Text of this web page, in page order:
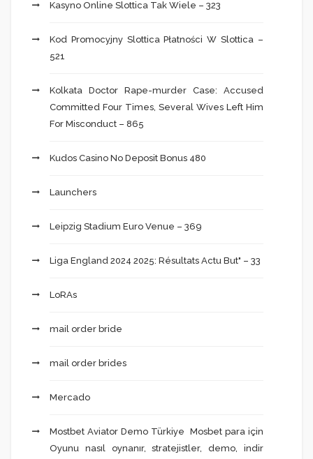
Kasyno Online Slottica Tak Wiele – 323
Kod Promocyjny Slottica Płatności W Slottica –
521
Kolkata Doctor Rape-murder Case: Accused
Committed Four Times, Several Wives Left Him
For Misconduct – 865
Kudos Casino No Deposit Bonus 480
Launchers
Leipzig Stadium Euro Venue – 369
Liga England 2024 2025: Résultats Actu But" – 33
LoRAs
mail order bride
mail order brides
Mercado
Mostbet Aviator Demo Türkiye ️ Mosbet para için
Oyunu nasıl oynanır, stratejistler, demo, indir